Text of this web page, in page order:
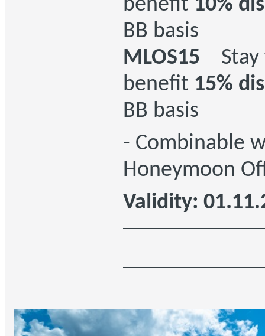
benefit 10%
BB basis
MLOS15
Stay
benefit 15%
BB basis
- Combinable
Honeymoon
Validity: